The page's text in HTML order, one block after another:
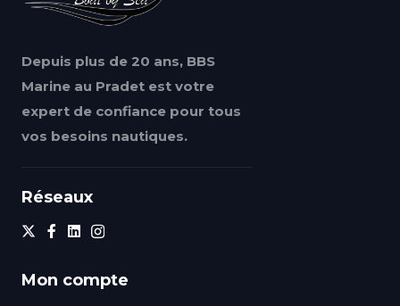
Depuis plus de 20 ans, BBS
Marine au Pradet est votre
expert de confiance pour tous
vos besoins nautiques.
Réseaux
Mon compte